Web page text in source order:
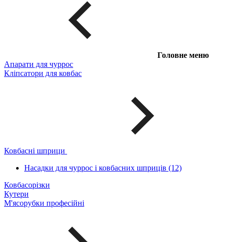
Головне меню
Апарати для чуррос
Кліпсатори для ковбас
Ковбасні шприци
Насадки для чуррос і ковбасних шприців (12)
Ковбасорізки
Кутери
М'ясорубки професійні